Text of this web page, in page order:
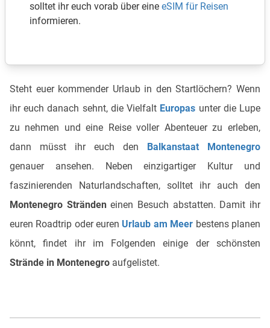
solltet ihr euch vorab über eine eSIM für Reisen
informieren.
Steht euer kommender Urlaub in den Startlöchern? Wenn
ihr euch danach sehnt, die Vielfalt Europas unter die Lupe
zu nehmen und eine Reise voller Abenteuer zu erleben,
dann müsst ihr euch den Balkanstaat Montenegro
genauer ansehen. Neben einzigartiger Kultur und
faszinierenden Naturlandschaften, solltet ihr auch den
Montenegro Strändeneinen Besuch abstatten. Damit ihr
euren Roadtrip oder euren Urlaub am Meer bestens planen
könnt, findet ihr im Folgenden einige der schönsten
Strände in Montenegro aufgelistet.